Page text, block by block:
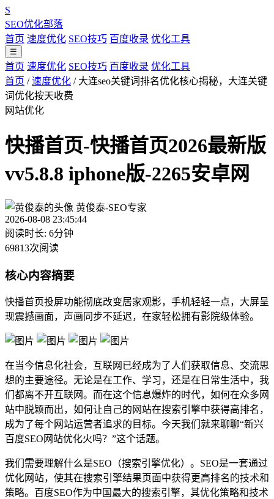
S
SEO优化部落
首页 速度优化 SEO技巧 百度收录 优化工具
☰
首页 速度优化 SEO技巧 百度收录 优化工具
首页 / 速度优化 / 大连seo关键词排名优化核心揭秘，大连关键
词优化按天收费
网站优化
快播首页-快播首页2026最新版
vv5.8.8 iphone版-2265安卓网
黄俊泰-SEO专家
2026-08-08 23:45:44
阅读时长: 6分钟
69813次阅读
核心内容摘要
快播首页投屏功能彻底改变居家观影，手机轻轻一点，大屏呈
现震撼画面，声画同步不延迟，在家轻松拥有影院级体验。
在当今信息化社会，互联网已经成为了人们获取信息、交流思
想的主要途径。无论是在工作、学习，还是在日常生活中，我
们都离不开互联网。而在这个信息爆炸的时代，如何在众多网
站中脱颖而出，如何让自己的网站在搜索引擎中获得高排名，
成为了每个网站运营者追求的目标。今天我们就来聊聊“新兴
百度SEO网站优化火吗？”这个话题。
我们需要理解什么是SEO（搜索引擎优化）。SEO是一套通过
优化网站，使其在搜索引擎结果页面中获得更高排名的技术和
策略。百度SEO作为中国最大的搜索引擎，其优化策略和技术